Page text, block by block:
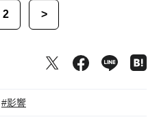
2 >
#影響